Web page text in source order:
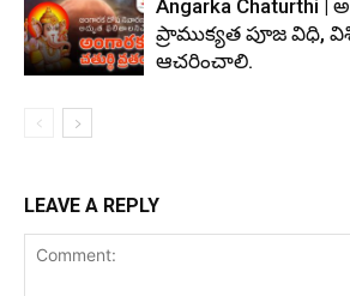
Angarka Chaturthi |
ప్రాముక్యత పూజ విధి,
ఆచరించాలి.
LEAVE A REPLY